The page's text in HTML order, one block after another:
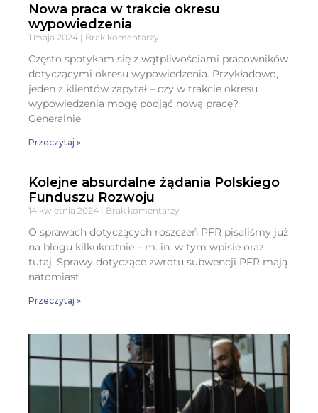
Nowa praca w trakcie okresu
wypowiedzenia
1 maja 2024 Brak komentarzy
Często spotykam się z wątpliwościami pracowników
dotyczącymi okresu wypowiedzenia. Przykładowo,
jeden z klientów zapytał – czy w trakcie okresu
wypowiedzenia mogę podjąć nową pracę?
Generalnie
Przeczytaj »
Kolejne absurdalne żądania Polskiego
Funduszu Rozwoju
14 kwietnia 2024 Brak komentarzy
O sprawach dotyczących roszczeń PFR pisaliśmy już
na blogu kilkukrotnie – m. in. w tym wpisie oraz
tutaj. Sprawy dotyczące zwrotu subwencji PFR mają
natomiast
Przeczytaj »